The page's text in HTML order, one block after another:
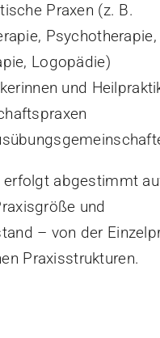
Praxen (z. B.
Psychotherapie,
Logopädie)
und
erfolgt abgestimmt
und
– von der
Praxisstrukturen.